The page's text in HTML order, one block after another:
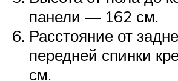
панели — 162 см.
Расстояние от
передней спинки
см.